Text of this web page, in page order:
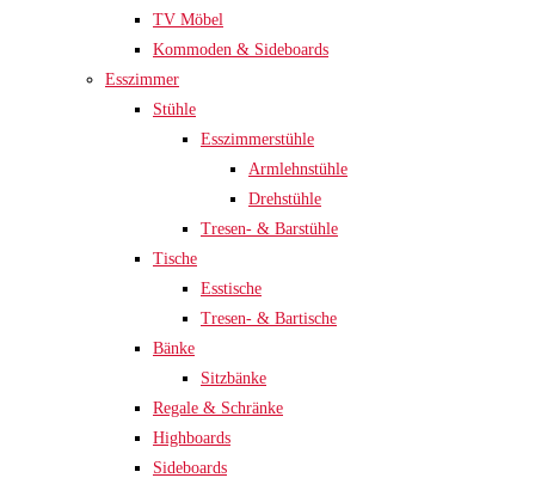
TV Möbel
Kommoden & Sideboards
Esszimmer
Stühle
Esszimmerstühle
Armlehnstühle
Drehstühle
Tresen- & Barstühle
Tische
Esstische
Tresen- & Bartische
Bänke
Sitzbänke
Regale & Schränke
Highboards
Sideboards